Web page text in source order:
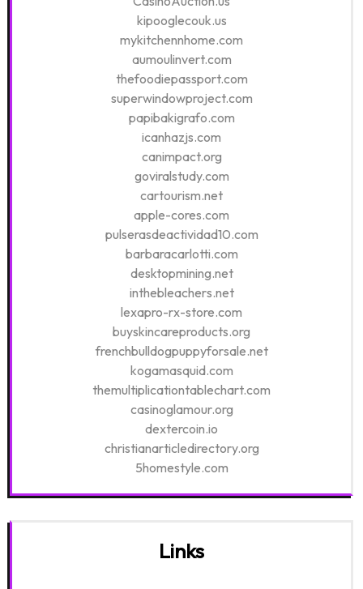
kipooglecouk.us
mykitchennhome.com
aumoulinvert.com
thefoodiepassport.com
superwindowproject.com
papibakigrafo.com
icanhazjs.com
canimpact.org
goviralstudy.com
cartourism.net
apple-cores.com
pulserasdeactividad10.com
barbaracarlotti.com
desktopmining.net
inthebleachers.net
lexapro-rx-store.com
buyskincareproducts.org
frenchbulldogpuppyforsale.net
kogamasquid.com
themultiplicationtablechart.com
casinoglamour.org
dextercoin.io
christianarticledirectory.org
5homestyle.com
Links